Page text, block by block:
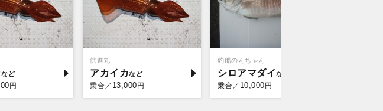
円
供進丸
アカイカ
乗合／ 13,000 円
釣船のんちゃん
シロアマダイ
乗合／ 10,000 円